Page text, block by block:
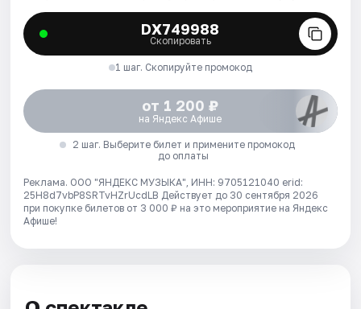
DX749988
Скопировать
1 шаг. Скопируйте промокод
от 1 200 ₽
на Яндекс Афише
2 шаг. Выберите билет и примените промокод
до оплаты
Реклама. ООО "ЯНДЕКС МУЗЫКА", ИНН: 9705121040 erid:
25H8d7vbP8SRTvHZrUcdLB Действует до 30 сентября 2026
при покупке билетов от 3 000 ₽ на это мероприятие на Яндекс
Афише!